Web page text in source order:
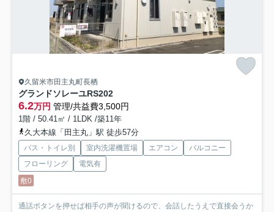
久留米市田主丸町長栖
グランドソレーユRS202
6.2万円 管理/共益費3,500円
1階 / 50.41㎡ / 1LDK /築11年
久大本線「田主丸」駅 徒歩57分
バス・トイレ別 室内洗濯機置場 エアコン
バルコニー
フローリング
電気有
敷0
通話ボタンを押せば相手の声が聞けるので、会話したうえで直接会うか